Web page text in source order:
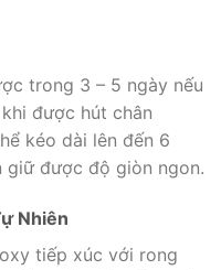
trong 3 – 5 ngày nếu
được hút chân
kéo dài lên đến 6
giữ được độ giòn ngon.
Nhiên
tiếp xúc với rong